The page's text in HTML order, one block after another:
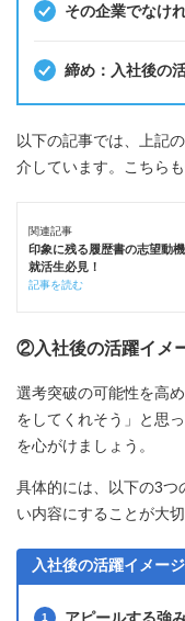
その企業でなけ
締め：入社後の
以下の記事では、上記
介しています。こちら
関連記事
印象に残る履歴書の志望動
就活生必見！
記事を読む
②入社後の活躍イメ
選考突破の可能性を高
をしてくれそう」と思
を心がけましょう。
具体的には、以下の3つ
い内容にすることが大切
入社後の活躍イメー